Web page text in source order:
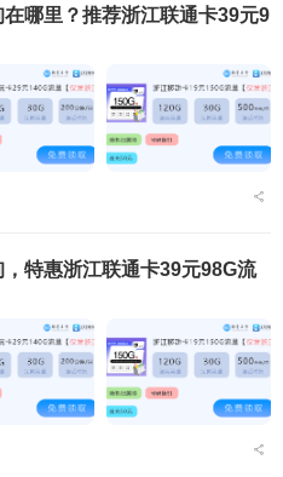
哪里？推荐浙江联通卡39元9
特惠浙江联通卡39元98G流